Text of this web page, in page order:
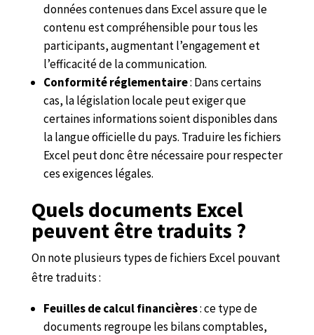
données contenues dans Excel assure que le
contenu est compréhensible pour tous les
participants, augmentant l’engagement et
l’efficacité de la communication.
Conformité réglementaire: Dans certains
cas, la législation locale peut exiger que
certaines informations soient disponibles dans
la langue officielle du pays. Traduire les fichiers
Excel peut donc être nécessaire pour respecter
ces exigences légales.
Quels documents Excel
peuvent être traduits ?
On note plusieurs types de fichiers Excel pouvant
être traduits :
Feuilles de calcul financières: ce type de
documents regroupe les bilans comptables,